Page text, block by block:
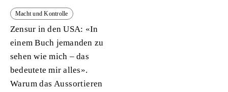
Macht und Kontrolle
Zensur in den USA: «In
einem Buch jemanden zu
sehen wie mich – das
bedeutete mir alles».
Warum das Aussortieren